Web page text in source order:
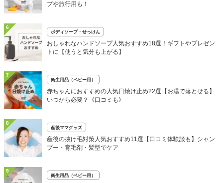
プや旅行用も！
6
ボディソープ・せっけん
おしゃれなハンドソープ人気おすすめ18選！ギフトやプレゼン
トに【使うと気分も上がる】
7
衛生用品（ベビー用）
赤ちゃんにおすすめの人気日焼け止め22選【お湯で落とせる】
いつから必要？《口コミも》
8
産後ママグッズ
産後の抜け毛対策人気おすすめ11選【口コミ体験談も】シャン
プー・育毛剤・髪型でケア
9
衛生用品（ベビー用）